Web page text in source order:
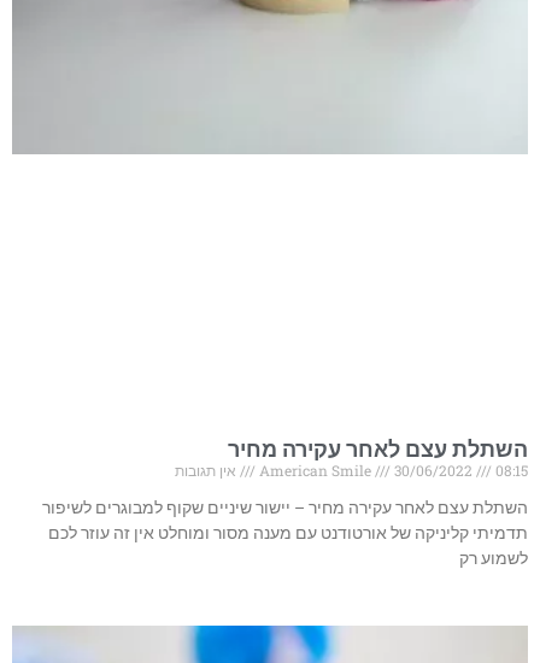
השתלת עצם לאחר עקירה מחיר
American Smile 30/06/2022 08:15
אין תגובות
השתלת עצם לאחר עקירה מחיר – יישור שיניים שקוף למבוגרים לשיפור
תדמיתי קליניקה של אורטודנט עם מענה מסור ומוחלט אין זה עוזר לכם
לשמוע רק